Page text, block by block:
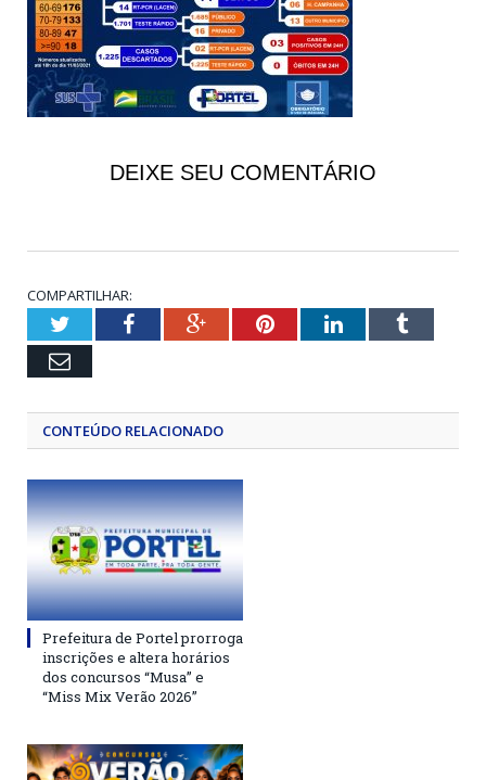
DEIXE SEU COMENTÁRIO
COMPARTILHAR:
TwitterFacebookGoogle+PinterestLinkedInTumblr
Email
CONTEÚDO RELACIONADO
Prefeitura de Portel prorroga
inscrições e altera horários
dos concursos “Musa” e
“Miss Mix Verão 2026”